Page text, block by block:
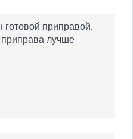
готовой приправой,
лучше